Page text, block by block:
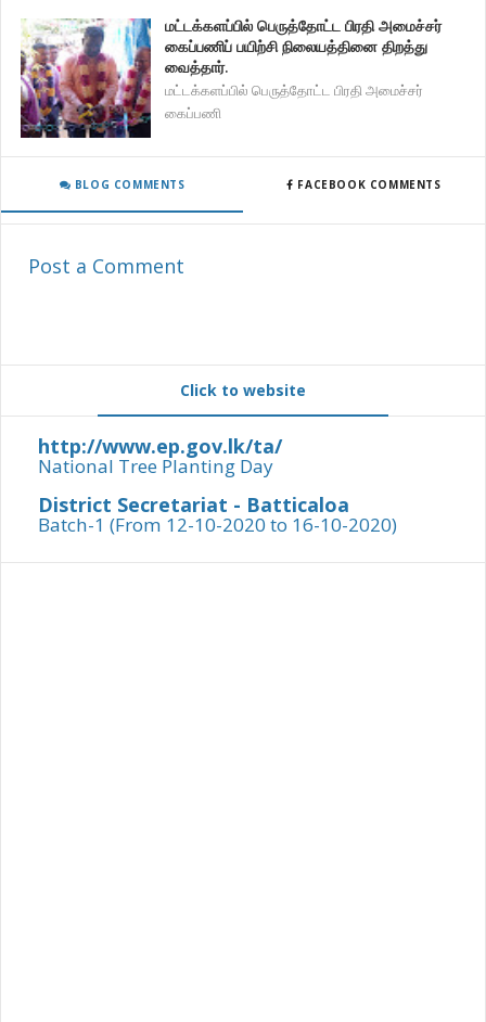
மட்டக்களப்பில் பெருத்தோட்ட பிரதி அமைச்சர்
கைப்பணிப் பயிற்சி நிலையத்தினை திறத்து
வைத்தார்.
மட்டக்களப்பில் பெருத்தோட்ட பிரதி அமைச்சர்
கைப்பணி
BLOG COMMENTS FACEBOOK COMMENTS
Post a Comment
Click to website
http://www.ep.gov.lk/ta/
National Tree Planting Day
District Secretariat - Batticaloa
Batch-1 (From 12-10-2020 to 16-10-2020)